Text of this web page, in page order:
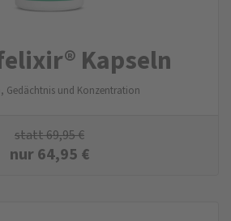
Kapseln
Gedächtnis und Konzentration
statt69,95€
nur64,95 €